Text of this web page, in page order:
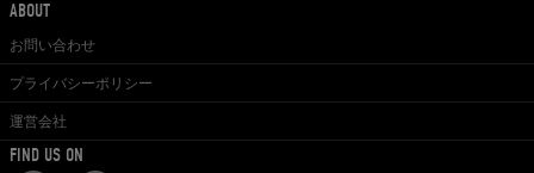
ABOUT
お問い合わせ
プライバシーポリシー
運営会社
FIND US ON